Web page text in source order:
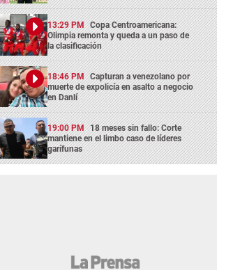
13:29 PM Copa Centroamericana:
Olimpia remonta y queda a un paso de
la clasificación
18:46 PM Capturan a venezolano por
muerte de expolicía en asalto a negocio
en Danlí
19:00 PM 18 meses sin fallo: Corte
mantiene en el limbo caso de líderes
garífunas